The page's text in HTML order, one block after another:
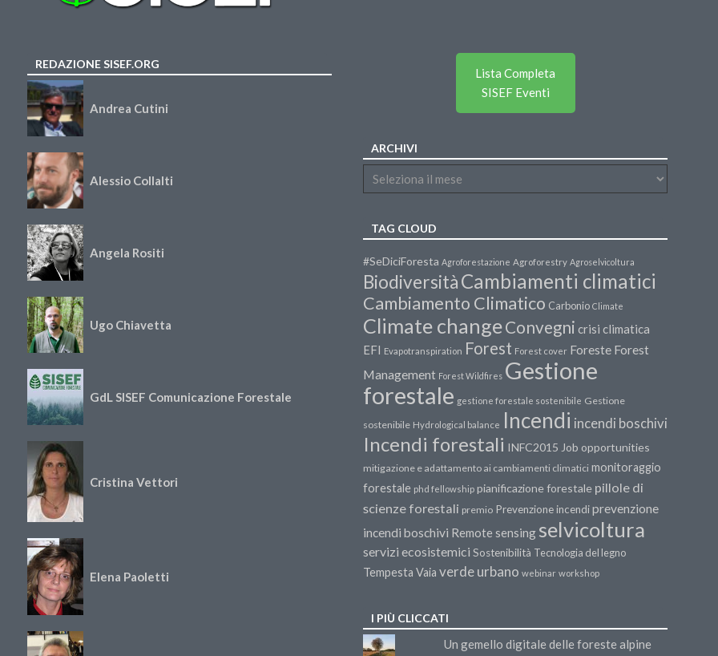
REDAZIONE SISEF.ORG
Andrea Cutini
Alessio Collalti
Angela Rositi
Ugo Chiavetta
GdL SISEF Comunicazione Forestale
Cristina Vettori
Elena Paoletti
Lista Completa
SISEF Eventi
ARCHIVI
TAG CLOUD
#SeDiciForesta Agroforestazione Agroforestry Agroselvicoltura
BiodiversitàCambiamenti climatici
Cambiamento Climatico Carbonio Climate
Climate changeConvegni crisi climatica
EFI Evapotranspiration Forest Forest cover Foreste Forest
Management Forest Wildfires Gestione
forestale gestione forestale sostenibile Gestione
sostenibile Hydrological balance Incendi incendi boschivi
Incendi forestali INFC2015 Job opportunities
mitigazione e adattamento ai cambiamenti climatici monitoraggio
forestale phd fellowship pianificazione forestale pillole di
scienze forestali premio Prevenzione incendiprevenzione
incendi boschivi Remote sensing selvicoltura
servizi ecosistemici Sostenibilità Tecnologia del legno
Tempesta Vaia verde urbano webinar workshop
I PIÙ CLICCATI
Un gemello digitale delle foreste alpine